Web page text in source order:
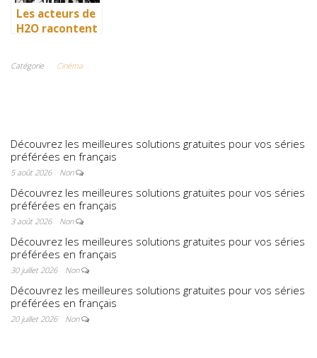
Les acteurs de
H2O racontent
vie en
Catégorie Cinéma
Découvrez les meilleures solutions gratuites pour vos séries
préférées en français
5 août 2026 Non
Découvrez les meilleures solutions gratuites pour vos séries
préférées en français
3 août 2026 Non
Découvrez les meilleures solutions gratuites pour vos séries
préférées en français
30 juillet 2026 Non
Découvrez les meilleures solutions gratuites pour vos séries
préférées en français
20 juillet 2026 Non